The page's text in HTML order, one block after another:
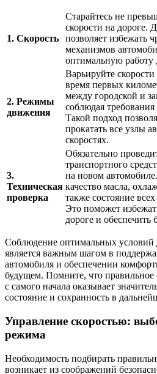
1. Скорость
Старайтесь не
скорости на дороге.
позволяет избежать
механизмов
оптимальную работу
2. Режимы
движения
Варьируйте
время первых
между городской и
соблюдая
Такой подход
прокатать все узлы
скоростях.
3.
Техническая
проверка
Обязательно
транспортного
на новом
качество масла,
также состояние
Это поможет
дороге и обеспечить
Соблюдение оптимальных условий
является важным шагом в
автомобиля и обеспечении
будущем. Помните, что
с самого начала оказывает
состояние и сохранность в
Управление скоростью:
режима
Необходимость подбирать
возникает из соображений